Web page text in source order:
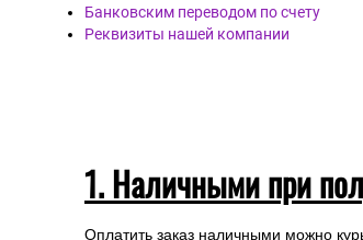
Банковским переводом по счету
Реквизиты нашей компании
1. Наличными при
Оплатить заказ наличными можно